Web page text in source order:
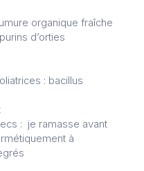
organique fraîche
d’orties
: bacillus
: je ramasse avant
à